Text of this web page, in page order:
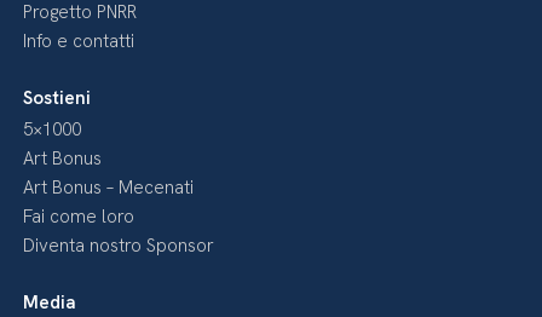
Progetto PNRR
Info e contatti
Sostieni
5×1000
Art Bonus
Art Bonus – Mecenati
Fai come loro
Diventa nostro Sponsor
Media